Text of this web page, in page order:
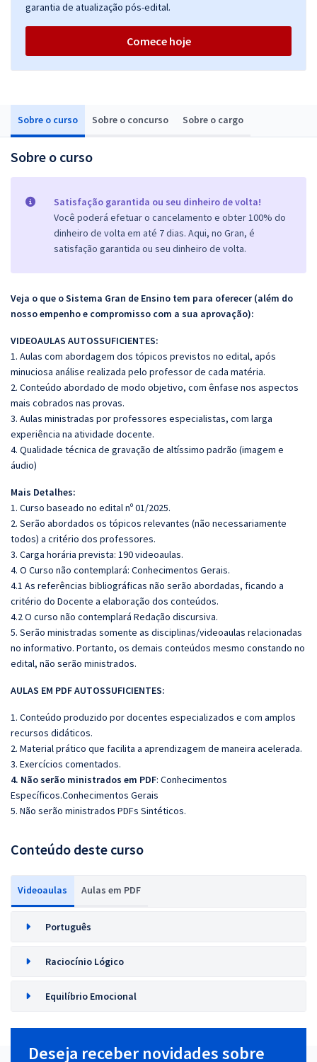
Sobre o curso Sobre o concurso Sobre o cargo
Sobre o curso
Satisfação garantida ou seu dinheiro de volta!
Você poderá efetuar o cancelamento e obter 100% do
dinheiro de volta em até 7 dias. Aqui, no Gran, é
satisfação garantida ou seu dinheiro de volta.
Veja o que o Sistema Gran de Ensino tem para oferecer (além do
nosso empenho e compromisso com a sua aprovação):
VIDEOAULAS AUTOSSUFICIENTES:
1. Aulas com abordagem dos tópicos previstos no edital, após
minuciosa análise realizada pelo professor de cada matéria.
2. Conteúdo abordado de modo objetivo, com ênfase nos aspectos
mais cobrados nas provas.
3. Aulas ministradas por professores especialistas, com larga
experiência na atividade docente.
4. Qualidade técnica de gravação de altíssimo padrão (imagem e
áudio)
Mais Detalhes:
1. Curso baseado no edital nº 01/2025.
2. Serão abordados os tópicos relevantes (não necessariamente
todos) a critério dos professores.
3. Carga horária prevista: 190 videoaulas.
4. O Curso não contemplará: Conhecimentos Gerais.
4.1 As referências bibliográficas não serão abordadas, ficando a
critério do Docente a elaboração dos conteúdos.
4.2 O curso não contemplará Redação discursiva.
5. Serão ministradas somente as disciplinas/videoaulas relacionadas
no informativo. Portanto, os demais conteúdos mesmo constando no
edital, não serão ministrados.
AULAS EM PDF AUTOSSUFICIENTES:
1. Conteúdo produzido por docentes especializados e com amplos
recursos didáticos.
2. Material prático que facilita a aprendizagem de maneira acelerada.
3. Exercícios comentados.
4. Não serão ministrados em PDF: Conhecimentos
Específicos.Conhecimentos Gerais
5. Não serão ministrados PDFs Sintéticos.
Conteúdo deste curso
Videoaulas Aulas em PDF
Português
Raciocínio Lógico
Equilíbrio Emocional
garantia de atualização pós-edital.
Comece hoje
Deseja receber novidades sobre